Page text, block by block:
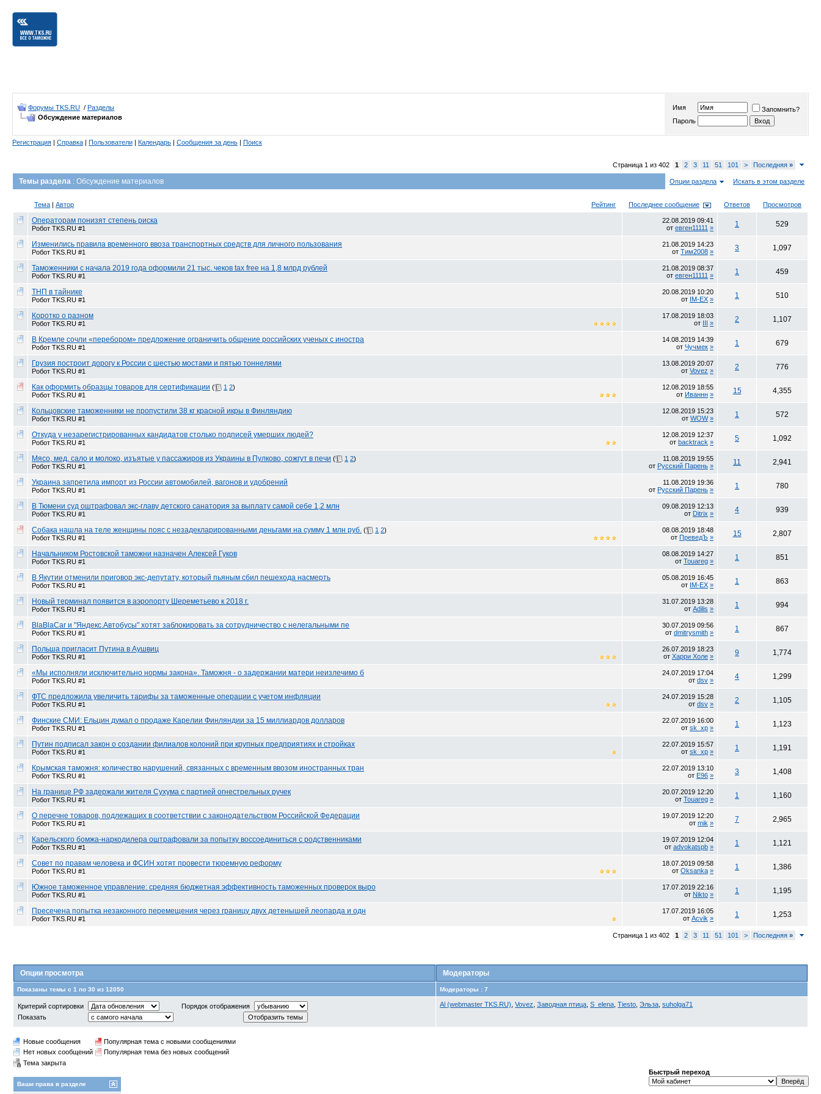
Форумы TKS.RU / Разделы
Обсуждение материалов
Имя
Запомнить?
Пароль
Регистрация | Справка | Пользователи | Календарь | Сообщения за день | Поиск
Страница 1 из 402 1 2 3 11 51 101 > Последняя »
Темы раздела : Обсуждение материалов Опции раздела Искать в этом разделе
Рейтинг
Тема | Автор Последнее сообщение Ответов Просмотров
Операторам понизят степень риска
Робот TKS.RU #1
22.08.2019 09:41
от евген11111 » 1 529
Изменились правила временного ввоза транспортных средств для личного пользования
Робот TKS.RU #1
21.08.2019 14:23
от Тим2008 » 3 1,097
Таможенники с начала 2019 года оформили 21 тыс. чеков tax free на 1,8 млрд рублей
Робот TKS.RU #1
21.08.2019 08:37
от евген11111 » 1 459
ТНП в тайнике
Робот TKS.RU #1
20.08.2019 10:20
от IM-EX » 1 510
Коротко о разном
Робот TKS.RU #1
17.08.2019 18:03
от III » 2 1,107
В Кремле сочли «перебором» предложение ограничить общение российских ученых с иностра
Робот TKS.RU #1
14.08.2019 14:39
от Чучмек » 1 679
Грузия построит дорогу к России с шестью мостами и пятью тоннелями
Робот TKS.RU #1
13.08.2019 20:07
от Vovez » 2 776
Как оформить образцы товаров для сертификации ( 1 2)
Робот TKS.RU #1
12.08.2019 18:55
от Иваннн » 15 4,355
Кольцовские таможенники не пропустили 38 кг красной икры в Финляндию
Робот TKS.RU #1
12.08.2019 15:23
от WOW » 1 572
Откуда у незарегистрированных кандидатов столько подписей умерших людей?
Робот TKS.RU #1
12.08.2019 12:37
от backtrack » 5 1,092
Мясо, мед, сало и молоко, изъятые у пассажиров из Украины в Пулково, сожгут в печи ( 1 2)
Робот TKS.RU #1
11.08.2019 19:55
от Русский Парень » 11 2,941
Украина запретила импорт из России автомобилей, вагонов и удобрений
Робот TKS.RU #1
11.08.2019 19:36
от Русский Парень » 1 780
В Тюмени суд оштрафовал экс-главу детского санатория за выплату самой себе 1,2 млн
Робот TKS.RU #1
09.08.2019 12:13
от Ditrix » 4 939
Собака нашла на теле женщины пояс с незадекларированными деньгами на сумму 1 млн руб. ( 1 2)
Робот TKS.RU #1
08.08.2019 18:48
от ПреведЪ » 15 2,807
Начальником Ростовской таможни назначен Алексей Гуков
Робот TKS.RU #1
08.08.2019 14:27
от Touareg » 1 851
В Якутии отменили приговор экс-депутату, который пьяным сбил пешехода насмерть
Робот TKS.RU #1
05.08.2019 16:45
от IM-EX » 1 863
Новый терминал появится в аэропорту Шереметьево к 2018 г.
Робот TKS.RU #1
31.07.2019 13:28
от Adilis » 1 994
BlaBlaCar и "Яндекс.Автобусы" хотят заблокировать за сотрудничество с нелегальными пе
Робот TKS.RU #1
30.07.2019 09:56
от dmitrysmith » 1 867
Польша пригласит Путина в Аушвиц
Робот TKS.RU #1
26.07.2019 18:23
от Харри Холе » 9 1,774
«Мы исполняли исключительно нормы закона». Таможня - о задержании матери неизлечимо б
Робот TKS.RU #1
24.07.2019 17:04
от dsv » 4 1,299
ФТС предложила увеличить тарифы за таможенные операции с учетом инфляции
Робот TKS.RU #1
24.07.2019 15:28
от dsv » 2 1,105
Финские СМИ: Ельцин думал о продаже Карелии Финляндии за 15 миллиардов долларов
Робот TKS.RU #1
22.07.2019 16:00
от sk_xp » 1 1,123
Путин подписал закон о создании филиалов колоний при крупных предприятиях и стройках
Робот TKS.RU #1
22.07.2019 15:57
от sk_xp » 1 1,191
Крымская таможня: количество нарушений, связанных с временным ввозом иностранных тран
Робот TKS.RU #1
22.07.2019 13:10
от E96 » 3 1,408
На границе РФ задержали жителя Сухума с партией огнестрельных ручек
Робот TKS.RU #1
20.07.2019 12:20
от Touareg » 1 1,160
О перечне товаров, подлежащих в соответствии с законодательством Российской Федерации
Робот TKS.RU #1
19.07.2019 12:20
от mik » 7 2,965
Карельского бомжа-наркодилера оштрафовали за попытку воссоединиться с родственниками
Робот TKS.RU #1
19.07.2019 12:04
от advokatspb » 1 1,121
Совет по правам человека и ФСИН хотят провести тюремную реформу
Робот TKS.RU #1
18.07.2019 09:58
от Oksanka » 1 1,386
Южное таможенное управление: средняя бюджетная эффективность таможенных проверок выро
Робот TKS.RU #1
17.07.2019 22:16
от Nikto » 1 1,195
Пресечена попытка незаконного перемещения через границу двух детенышей леопарда и одн
Робот TKS.RU #1
17.07.2019 16:05
от Acvik » 1 1,253
Страница 1 из 402 1 2 3 11 51 101 > Последняя »
Опции просмотра Модераторы
Показаны темы с 1 по 30 из 12050 Модераторы : 7
Критерий сортировки
Порядок отображения
Показать
Al (webmaster TKS.RU) Vovez Заводная птица S_elena Tiesto Эльза suholga71
Новые сообщения
Популярная тема с новыми сообщениями
Нет новых сообщений
Популярная тема без новых сообщений
Тема закрыта
Ваши права в разделе
Быстрый переход